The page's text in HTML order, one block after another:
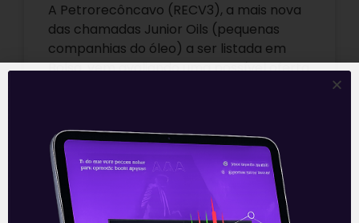
A Petrorecôncavo (RECV3), a mais nova
das chamadas Junior Oils (pequenas
companhias do óleo) a ser listada em
Bolsa, vem avaliando uma possível oferta
Leia mais
19/08/2021